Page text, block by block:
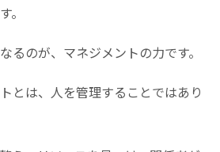
。
るのが、マネジメントの力です。
とは、人を管理することではあり